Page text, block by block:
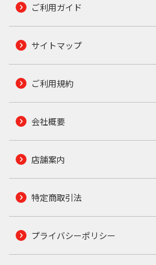
ご利用ガイド
サイトマップ
ご利用規約
会社概要
店舗案内
特定商取引法
プライバシーポリシー